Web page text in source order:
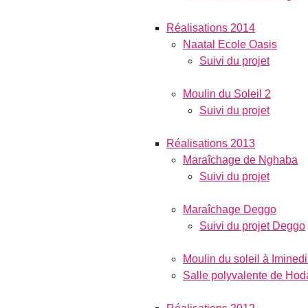
Réalisations 2014
Naatal Ecole Oasis
Suivi du projet
Moulin du Soleil 2
Suivi du projet
Réalisations 2013
Maraîchage de Nghaba
Suivi du projet
Maraîchage Deggo
Suivi du projet Deggo
Moulin du soleil à
Salle polyvalente de